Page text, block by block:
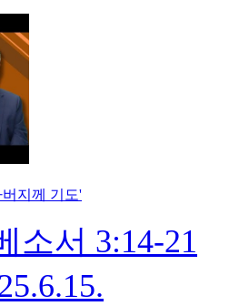
지께 기도'
소서 3:14-21